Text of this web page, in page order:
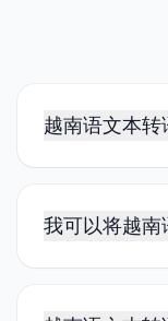
越南语文本转
我可以将越南